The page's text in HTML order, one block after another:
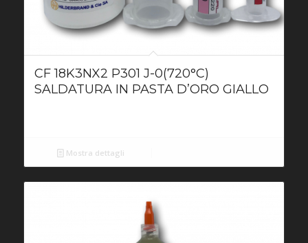
CF 18K3NX2 P301 J-0(720°C)
SALDATURA IN PASTA D’ORO GIALLO
Mostra dettagli